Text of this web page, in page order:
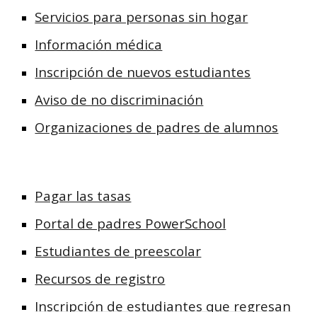
Servicios para personas sin hogar
Información médica
Inscripción de nuevos estudiantes
Aviso de no discriminación
Organizaciones de padres de alumnos
Pagar las tasas
Portal de padres PowerSchool
Estudiantes de preescolar
Recursos de registro
Inscripción de estudiantes que regresan